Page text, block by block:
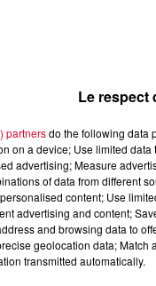
Le respect
partnersdo the following data
on a device; Use limited
advertising; Measure
of data from different
content; Use
advertising and content;
and browsing data to
geolocation data; Match
transmitted automatically.